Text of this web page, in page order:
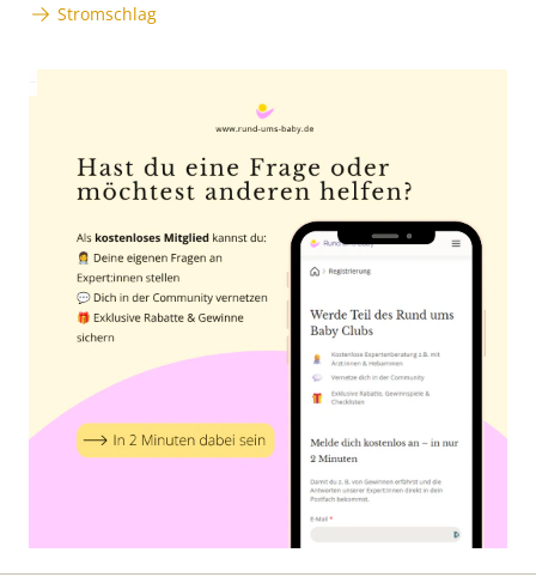
Stromschlag